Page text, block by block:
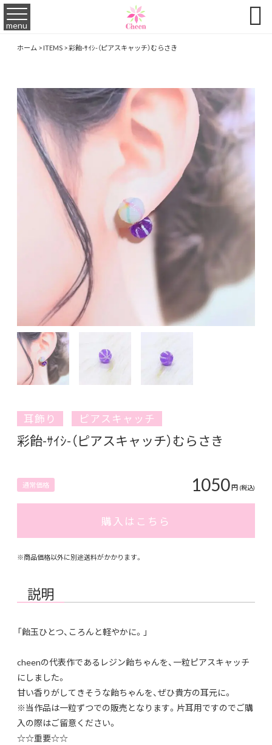
menu 
ホーム>ITEMS>彩飴-ｻｲｼ-（ピアスキャッチ）むらさき
耳飾り ピアスキャッチ
彩飴-ｻｲｼ-（ピアスキャッチ）むらさき
通常価格 1050円 (税込)
購入はこちら
※商品価格以外に別途送料がかかります。
説明
「飴玉ひとつ、ころんと軽やかに。」
cheenの代表作であるレジン飴ちゃんを、一粒ピアスキャッチ
にしました。
甘い香りがしてきそうな飴ちゃんを、ぜひ貴方の耳元に。
※当作品は一粒ずつでの販売となります。片耳用ですのでご購
入の際はご留意ください。
☆☆重要☆☆